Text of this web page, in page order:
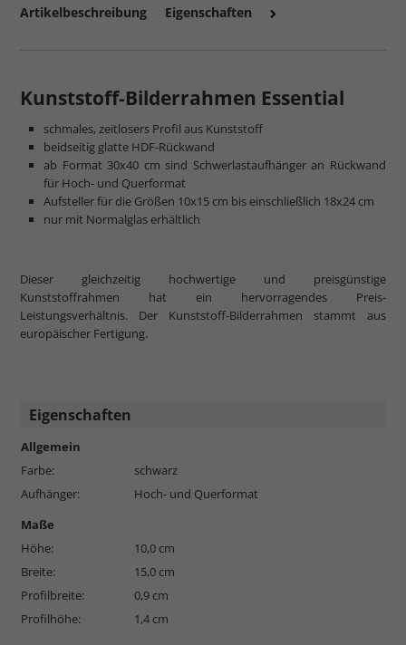
mehr zum Normalglas
Artikelbeschreibung Eigenschaften
Kunststoff-Bilderrahmen Essential
schmales, zeitlosers Profil aus Kunststoff
beidseitig glatte HDF-Rückwand
ab Format 30x40 cm sind Schwerlastaufhänger an Rückwand
für Hoch- und Querformat
Aufsteller für die Größen 10x15 cm bis einschließlich 18x24 cm
nur mit Normalglas erhältlich
Dieser gleichzeitig hochwertige und preisgünstige
Kunststoffrahmen hat ein hervorragendes Preis-
Leistungsverhältnis. Der Kunststoff-Bilderrahmen stammt aus
europäischer Fertigung.
Eigenschaften
Allgemein
Farbe:
schwarz
Aufhänger:
Hoch- und Querformat
Maße
Höhe:
10,0 cm
Breite:
15,0 cm
Profilbreite:
0,9 cm
Profilhöhe:
1,4 cm